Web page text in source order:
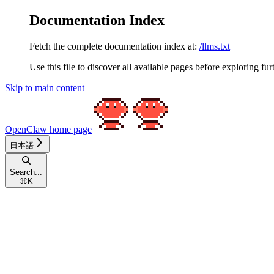
Documentation Index
Fetch the complete documentation index at: /llms.txt
Use this file to discover all available pages before exploring
Skip to main content
OpenClaw home page
日本語
Search...
⌘ K